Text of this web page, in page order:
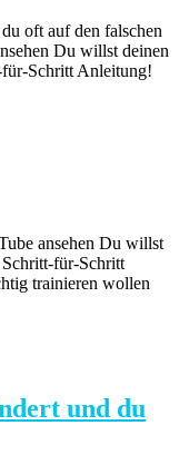
oft auf den falschen
Du willst deinen
Schritt Anleitung!
ansehen Du willst
für-Schritt
trainieren wollen
und du